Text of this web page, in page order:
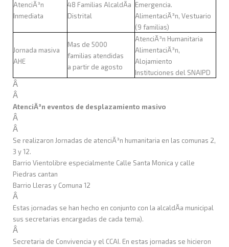
AtenciÃ³n
Inmediata
48 Familias AlcaldÃ­a
Distrital
Emergencia.
AlimentaciÃ³n, Vestuario
(9 familias)
Jornada masiva
AHE
Mas de 5000
familias atendidas
a partir de agosto
AtenciÃ³n Humanitaria
AlimentaciÃ³n,
Alojamiento
Instituciones del SNAIPD
Â
Â
AtenciÃ³n eventos de desplazamiento masivo
Â
Â
Se realizaron Jornadas de atenciÃ³n humanitaria en las comunas 2,
3 y 12.
Barrio Vientolibre especialmente Calle Santa Monica y calle
Piedras cantan
Barrio Lleras y Comuna 12
Â
Estas jornadas se han hecho en conjunto con la alcaldÃ­a municipal
sus secretarias encargadas de cada tema).
Â
Secretaria de Convivencia y el CCAI. En estas jornadas se hicieron